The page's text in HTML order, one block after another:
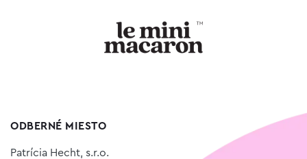
ODBERNÉ MIESTO
Patrícia Hecht, s.r.o.